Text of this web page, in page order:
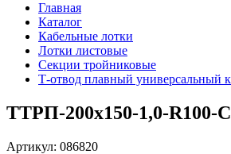
Главная
Каталог
Кабельные лотки
Лотки листовые
Секции тройниковые
Т-отвод плавный универсальный
ТТРП-200х150-1,0-R100-
Артикул: 086820